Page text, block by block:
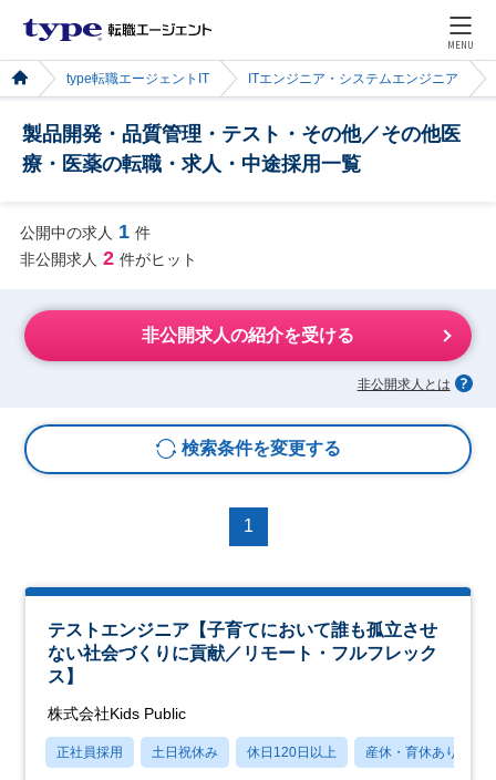
MENU
type転職エージェントIT ITエンジニア・システムエンジニア
製品開発・品質管理・テスト・その他／その他医
療・医薬の転職・求人・中途採用一覧
公開中の求人 1 件
非公開求人 2 件がヒット
非公開求人の紹介を受ける
非公開求人とは
検索条件を変更する
1
テストエンジニア【子育てにおいて誰も孤立させ
ない社会づくりに貢献／リモート・フルフレック
ス】
株式会社Kids Public
正社員採用 土日祝休み 休日120日以上 産休・育休あり